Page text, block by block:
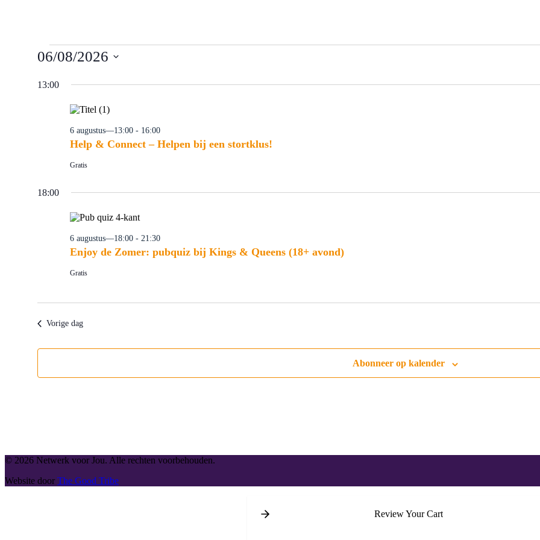
Evenementen
in
augustus
06/08/2026
een
13:00
Help & Connect – Helpen bij een stortklus!
6 augustus—13:00- 16:00
Gratis
18:00
Enjoy de Zomer: pubquiz bij Kings & Queens (18+ avond)
6 augustus—18:00- 21:30
Gratis
Vorige dag
Abonneer op kalender
© 2026 Netwerk voor Jou. Alle rechten voorbehouden.
Website door The Good Tribe
Review Your Cart